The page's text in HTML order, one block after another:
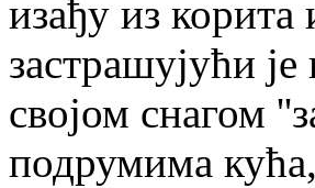
изађу из
застрашујући
својом снагом
подрумима